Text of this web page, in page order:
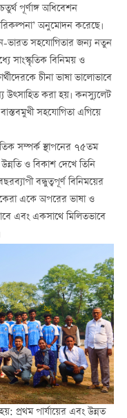
পূর্ণাঙ্গ অধিবেশন
অনুমোদন করেছে।
ভারত সহযোগিতার জন্য নতুন
সাংস্কৃতিক বিনিময় ও
চীনা ভাষা ভালোভাবে
উত্সাহিত করা হয়। কনস্যুলেট
সহযোগিতা এগিয়ে
সম্পর্ক স্থাপনের ৭৫তম
উন্নতি ও বিকাশ দেখে তিনি
বন্ধুত্বপূর্ণ বিনিময়ের
একে অপরের ভাষা ও
এবং একসাথে মিলিতভাবে
প্রথম পার্যায়ের এবং উন্নত